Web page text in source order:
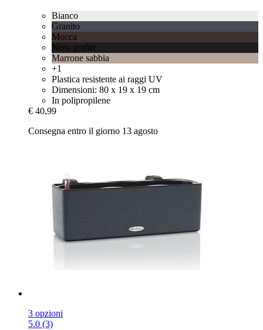
Bianco
Granito
Mocca
Nero grafite
Marrone sabbia
+1
Plastica resistente ai raggi UV
Dimensioni: 80 x 19 x 19 cm
In polipropilene
€ 40,99
Consegna entro il giorno 13 agosto
3 opzioni
5.0 (3)